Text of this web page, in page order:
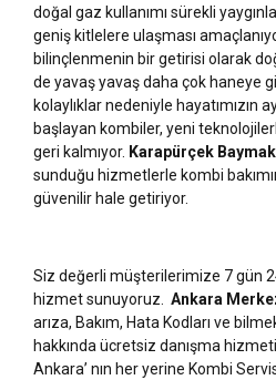
doğal gaz kullanımı sürekli
geniş kitlelere ulaşması
bilinçlenmenin bir getirisi olarak
de yavaş yavaş daha çok haneye
kolaylıklar nedeniyle hayatımızın
başlayan kombiler, yeni
geri kalmıyor. Karapürçek
sunduğu hizmetlerle kombi
güvenilir hale getiriyor.
Siz değerli müşterilerimize 7 gün
hizmet sunuyoruz. Ankara
arıza, Bakım, Hata Kodları ve
hakkında ücretsiz danışma
Ankara’ nın her yerine Kombi